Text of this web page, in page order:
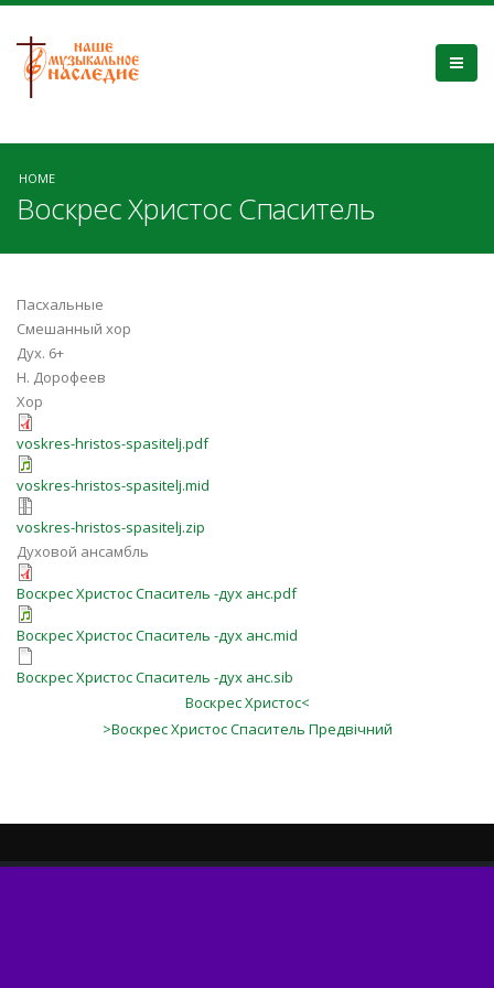
HOME
Воскрес Христос Спаситель
Пасхальные
Смешанный хор
Дух. 6+
Н. Дорофеев
Хор
voskres-hristos-spasitelj.pdf
voskres-hristos-spasitelj.mid
voskres-hristos-spasitelj.zip
Духовой ансамбль
Воскрес Христос Спаситель -дух анс.pdf
Воскрес Христос Спаситель -дух анс.mid
Воскрес Христос Спаситель -дух анс.sib
Воскрес Христос<
>Воскрес Христос Спаситель Предвічний